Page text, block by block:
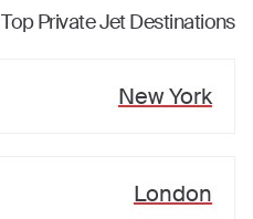
Top Private Jet Destinations
New York
London